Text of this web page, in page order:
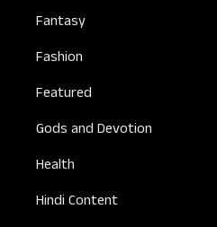
Fantasy
Fashion
Featured
Gods and Devotion
Health
Hindi Content